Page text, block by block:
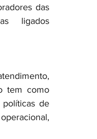
das
ligados
tem como
de